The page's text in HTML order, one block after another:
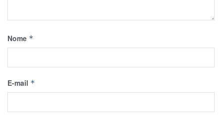
Nome *
E-mail *